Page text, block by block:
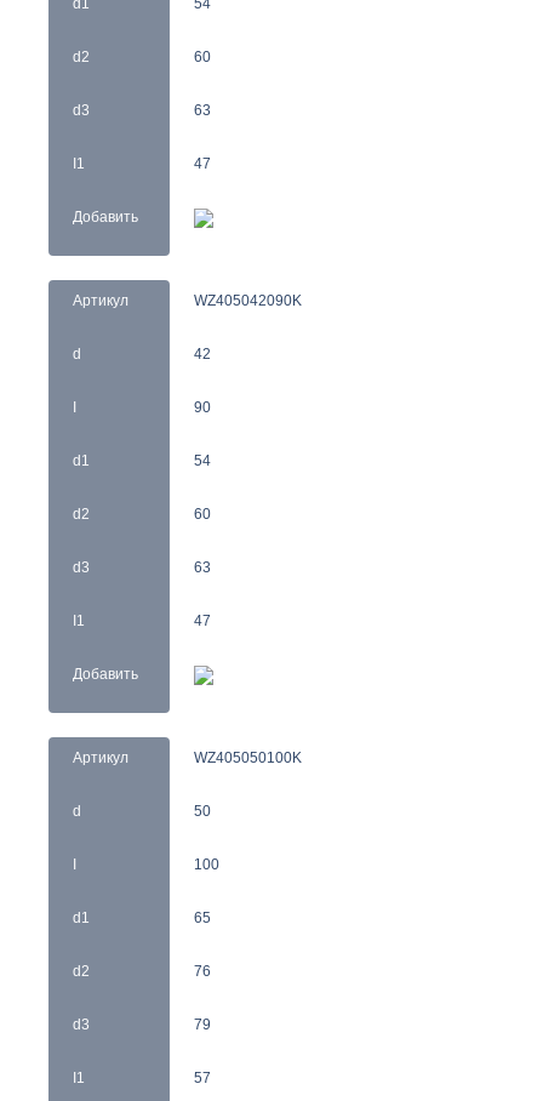
d1
d2
d3
I1
Добавить
54
60
63
47
Артикул
d
d1
d2
d3
I1
Добавить
WZ405042090K
42
90
54
60
63
47
Артикул
d
d1
d2
d3
I1
WZ405050100K
50
100
65
76
79
57